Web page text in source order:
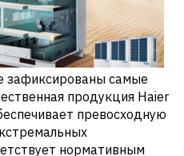
зафиксированы самые
продукция Haier
превосходную
нормативным